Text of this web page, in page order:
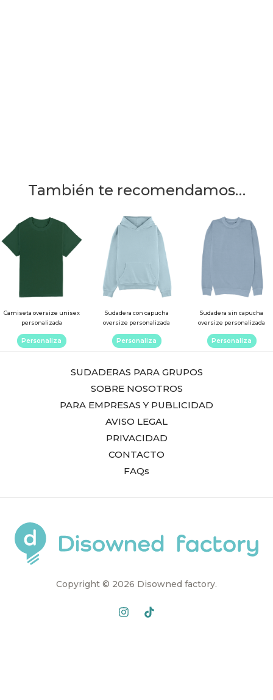
También te recomendamos…
Camiseta oversize unisex
personalizada
Personaliza
Este
producto
tiene
opciones
se
pueden
Sudadera con capucha
oversize personalizada
Personaliza
Este
producto
múltiples
variantes.
opciones
se
pueden
elegir
en
la
página
de
producto
Sudadera sin capucha
oversize personalizada
Personaliza
Este
tiene
se
pueden
SUDADERAS PARA GRUPOS
SOBRE NOSOTROS
PARA EMPRESAS Y PUBLICIDAD
AVISO LEGAL
PRIVACIDAD
CONTACTO
FAQs
Copyright © 2026 Disowned factory.